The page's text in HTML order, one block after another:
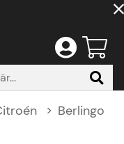
Berlingo